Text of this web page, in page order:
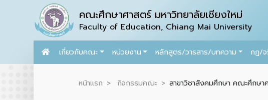
คณะศึกษาศาสตร์ มหาวิทยาลัยเชียงใหม่
Faculty of Education, Chiang Mai University
เกี่ยวกับคณะ หน่วยงาน หลักสูตร/วารสาร/บทความ กฏ/จ
หน้าแรก กิจกรรมคณะ สาขาวิชาสังคมศึกษา คณะศึกษา